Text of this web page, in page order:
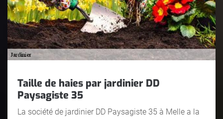
Taille de haies par jardinier DD
Paysagiste 35
La société de jardinier DD Paysagiste 35 à Melle a la